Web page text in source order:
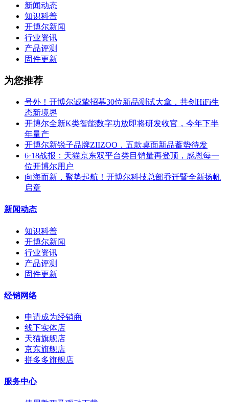
新闻动态
知识科普
开博尔新闻
行业资讯
产品评测
固件更新
为您推荐
号外！开博尔诚挚招募30位新品测试大拿，共创HiFi生
态新境界
开博尔全新K类智能数字功放即将研发收官，今年下半
年量产
开博尔新锐子品牌ZIIZOO，五款桌面新品蓄势待发
6·18战报：天猫京东双平台类目销量再登顶，感恩每一
位开博尔用户
向海而新，聚势起航！开博尔科技总部乔迁暨全新扬帆
启章
新闻动态
知识科普
开博尔新闻
行业资讯
产品评测
固件更新
经销网络
申请成为经销商
线下实体店
天猫旗舰店
京东旗舰店
拼多多旗舰店
服务中心